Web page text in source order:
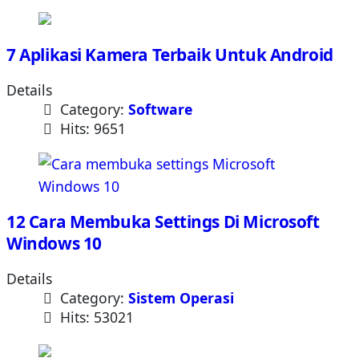
7 Aplikasi Kamera Terbaik Untuk Android
Details
Category: Software
Hits: 9651
12 Cara Membuka Settings Di Microsoft
Windows 10
Details
Category: Sistem Operasi
Hits: 53021